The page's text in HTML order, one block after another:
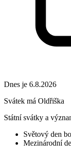
Dnes je 6.8.2026
Svátek má Oldřiška
Státní svátky a
Světový den
Mezinárodní